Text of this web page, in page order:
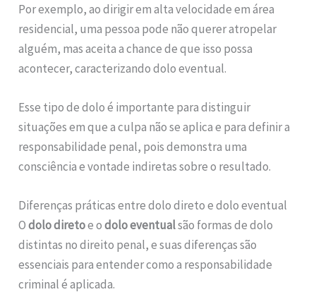
Por exemplo, ao dirigir em alta velocidade em área
residencial, uma pessoa pode não querer atropelar
alguém, mas aceita a chance de que isso possa
acontecer, caracterizando dolo eventual.
Esse tipo de dolo é importante para distinguir
situações em que a culpa não se aplica e para definir a
responsabilidade penal, pois demonstra uma
consciência e vontade indiretas sobre o resultado.
Diferenças práticas entre dolo direto e dolo eventual
Odolo diretoe odolo eventualsão formas de dolo
distintas no direito penal, e suas diferenças são
essenciais para entender como a responsabilidade
criminal é aplicada.